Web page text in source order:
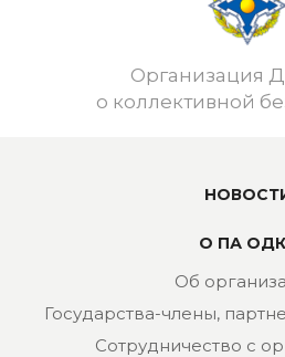
Организация
о коллективной
О ПА
Об
Государства-члены,
Сотрудничество с